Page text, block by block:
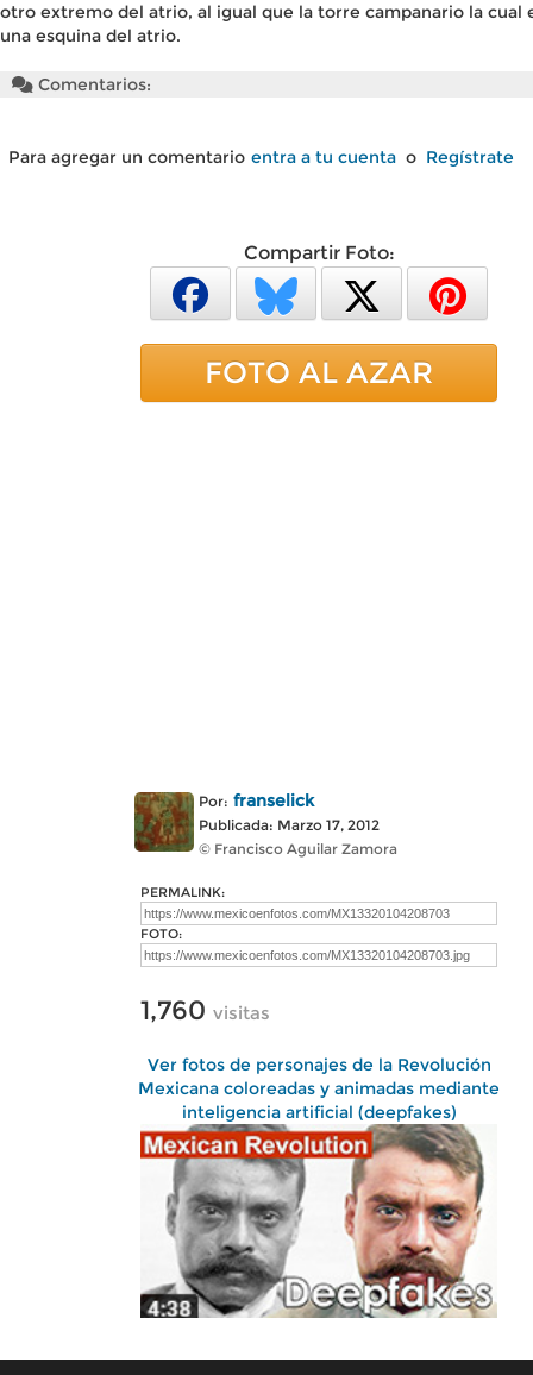
otro extremo del atrio, al igual que la torre campanario la cual
una esquina del atrio.
Comentarios:
Para agregar un comentario entra a tu cuenta o Regístrate
Compartir Foto:
FOTO AL AZAR
Por: franselick
Publicada: Marzo 17, 2012
© Francisco Aguilar Zamora
PERMALINK:
FOTO:
1,760 visitas
Ver fotos de personajes de la Revolución
Mexicana coloreadas y animadas mediante
inteligencia artificial (deepfakes)